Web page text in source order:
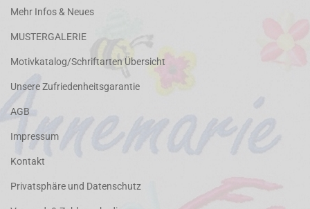
Mehr Infos & Neues
MUSTERGALERIE
Motivkatalog/Schriftarten Übersicht
Unsere Zufriedenheitsgarantie
AGB
Impressum
Kontakt
Privatsphäre und Datenschutz